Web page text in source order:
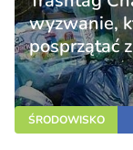
wyzwanie,
posprzątać
ŚRODOWISKO